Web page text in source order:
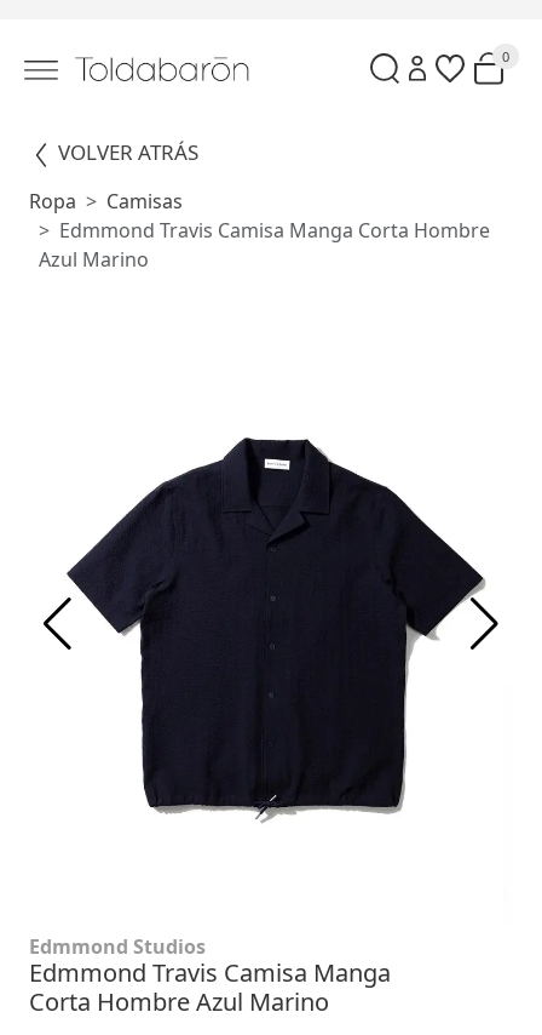
0
VOLVER ATRÁS
Ropa
Camisas
Edmmond Travis Camisa Manga Corta Hombre
Azul Marino
Edmmond Studios
Edmmond Travis Camisa Manga
Corta Hombre Azul Marino